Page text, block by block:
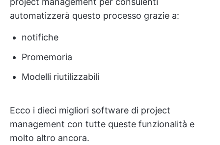
automatizzerà questo processo grazie a:
notifiche
Promemoria
Modelli riutilizzabili
Ecco i dieci migliori software di project
management con tutte queste funzionalità e
molto altro ancora.